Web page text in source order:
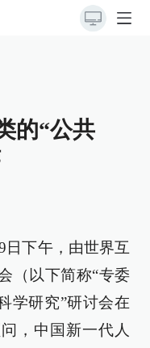
的“公共
日下午，由世界互
（以下简称“专委
学研究”研讨会在
，中国新一代人